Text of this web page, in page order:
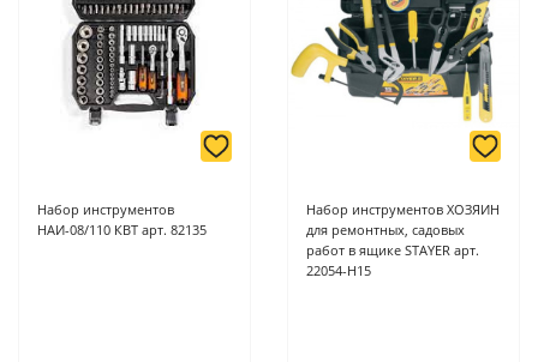
Набор инструментов
НАИ-08/110 КВТ арт. 82135
Набор инструментов ХОЗЯИН
для ремонтных, садовых
работ в ящике STAYER арт.
22054-H15